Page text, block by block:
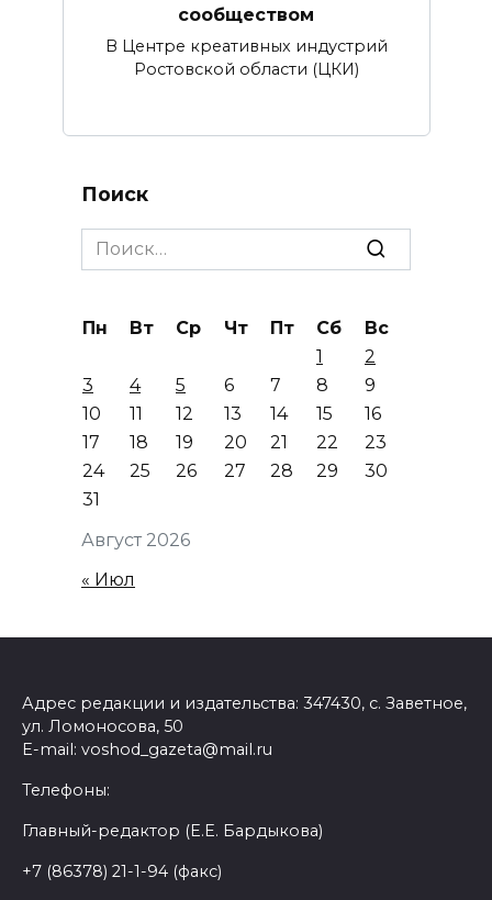
сообществом
В Центре креативных индустрий
Ростовской области (ЦКИ)
Поиск
Search
for:
Август 2026
Пн Вт Ср Чт Пт Сб
Вс
1
2
3
4 5 6 7 8
9
10
11 12 13 14 15
16
17
18 19 20 21 22
23
24
25 26 27 28 29
30
31
« Июл
Адрес редакции и издательства: 347430, с. Заветное,
ул. Ломоносова, 50
E-mail: voshod_gazeta@mail.ru
Телефоны:
Главный-редактор (Е.Е. Бардыкова)
+7 (86378) 21-1-94 (факс)